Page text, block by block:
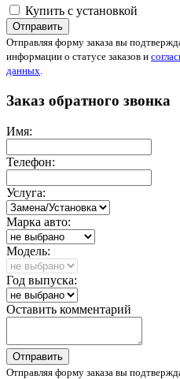
Купить с установкой
Отправить
Отправляя форму заказа вы
информации о статусе заказов и
данных.
Заказ обратного звонка
Имя:
Телефон:
Услуга:
Марка авто:
Модель:
Год выпуска:
Оставить комментарий
Отправить
Отправляя форму заказа вы